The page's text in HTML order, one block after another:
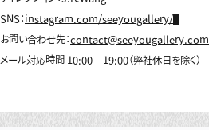
SNS： instagram.com/seeyougallery/
お問い合わせ先：contact@seeyougallery.com
メール対応時間 10:00 – 19:00（弊社休日を除く）